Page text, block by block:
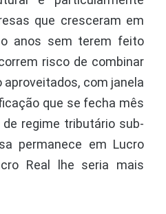
que cresceram em
anos sem terem feito
risco de combinar
com janela
que se fecha mês
regime tributário sub-
permanece em Lucro
Real lhe seria mais